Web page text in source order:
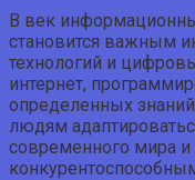
В век
становится важным
технологий и
интернет,
определенных
людям
современного мира и